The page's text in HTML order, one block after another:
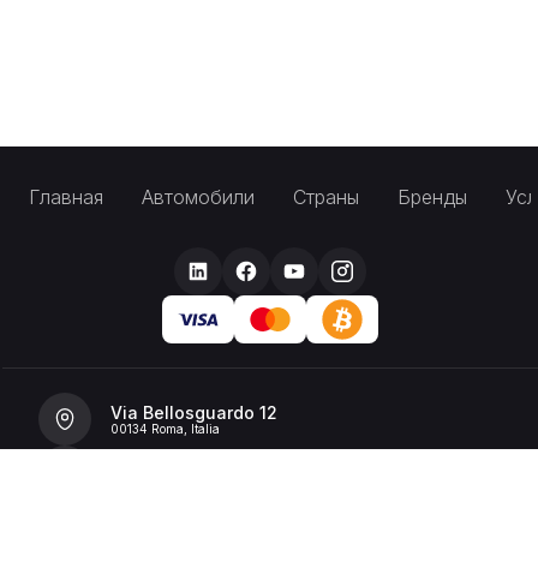
Главная Автомобили Страны Бренды
Via Bellosguardo 12
00134 Roma, Italia